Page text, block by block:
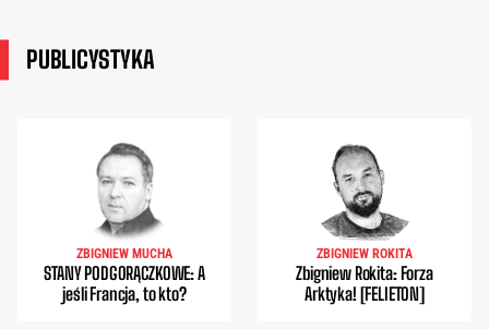
PUBLICYSTYKA
ZBIGNIEW MUCHA
STANY PODGORĄCZKOWE: A
jeśli Francja, to kto?
ZBIGNIEW ROKITA
Zbigniew Rokita: Forza
Arktyka! [FELIETON]